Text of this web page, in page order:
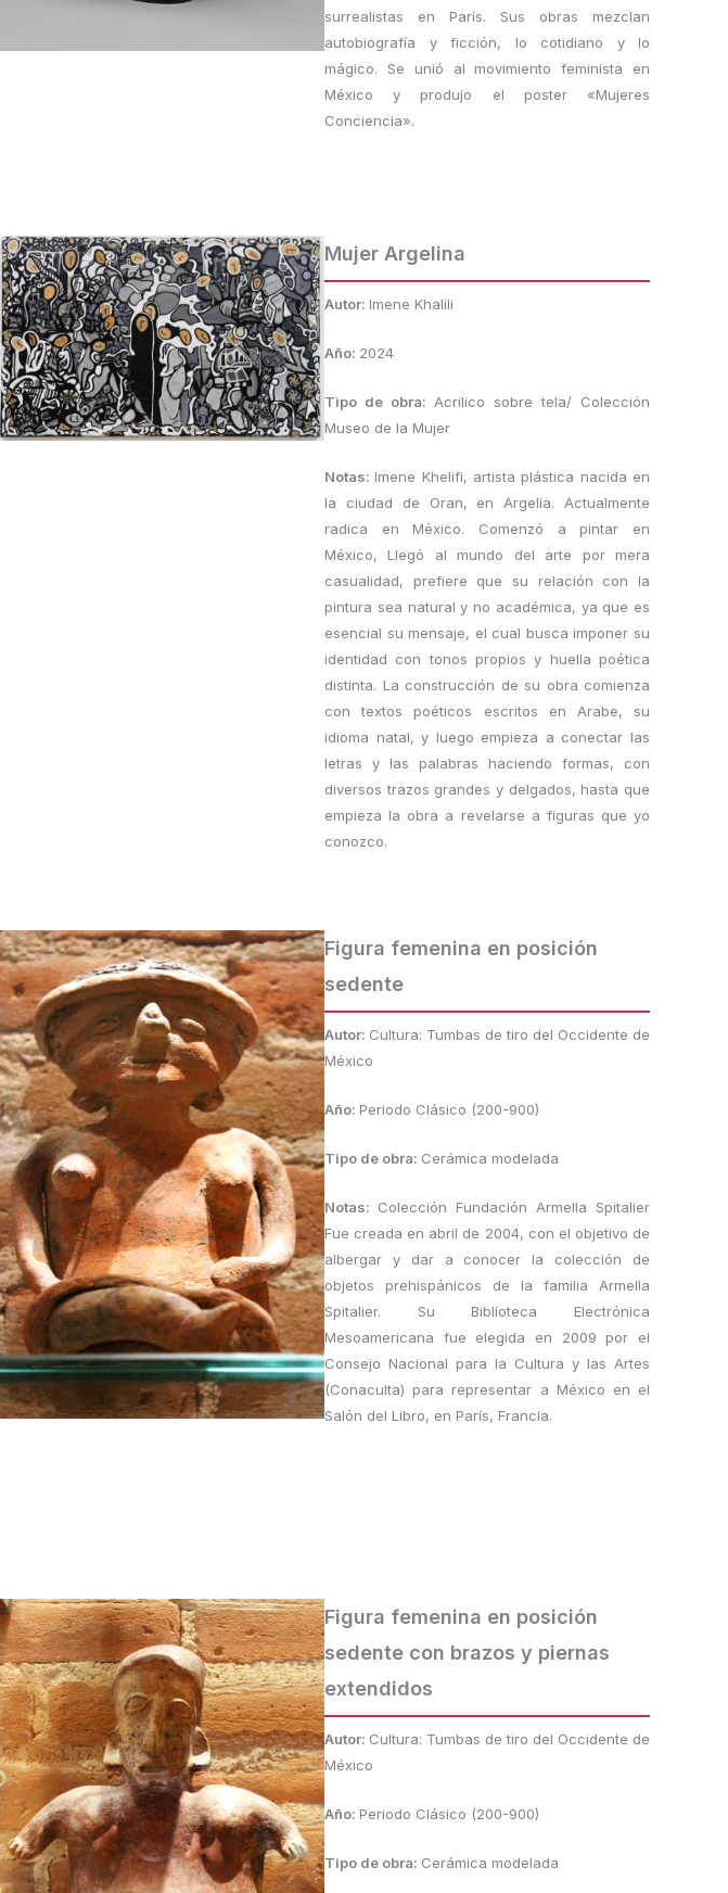
surrealistas en París. Sus obras mezclan
autobiografía y ficción, lo cotidiano y lo
mágico. Se unió al movimiento feminista en
México y produjo el poster «Mujeres
Conciencia».
Mujer Argelina
Autor: Imene Khalili
Año: 2024
Tipo de obra: Acrilico sobre tela/ Colección
Museo de la Mujer
Notas: Imene Khelifi, artista plástica nacida en
la ciudad de Oran, en Argelia. Actualmente
radica en México. Comenzó a pintar en
México, Llegó al mundo del arte por mera
casualidad, prefiere que su relación con la
pintura sea natural y no académica, ya que es
esencial su mensaje, el cual busca imponer su
identidad con tonos propios y huella poética
distinta. La construcción de su obra comienza
con textos poéticos escritos en Arabe, su
idioma natal, y luego empieza a conectar las
letras y las palabras haciendo formas, con
diversos trazos grandes y delgados, hasta que
empieza la obra a revelarse a figuras que yo
conozco.
Figura femenina en posición
sedente
Autor: Cultura: Tumbas de tiro del Occidente de
México
Año: Periodo Clásico (200-900)
Tipo de obra: Cerámica modelada
Notas: Colección Fundación Armella Spitalier
Fue creada en abril de 2004, con el objetivo de
albergar y dar a conocer la colección de
objetos prehispánicos de la familia Armella
Spitalier. Su Biblioteca Electrónica
Mesoamericana fue elegida en 2009 por el
Consejo Nacional para la Cultura y las Artes
(Conaculta) para representar a México en el
Salón del Libro, en París, Francia.
Figura femenina en posición
sedente con brazos y piernas
extendidos
Autor: Cultura: Tumbas de tiro del Occidente de
México
Año: Periodo Clásico (200-900)
Tipo de obra: Cerámica modelada